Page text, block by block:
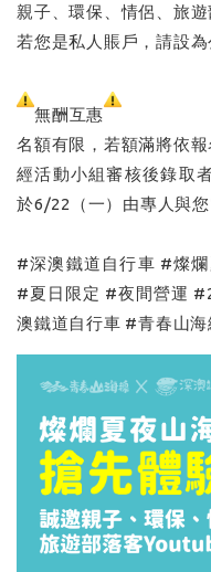
親子、環保、情侶、旅
若您是私人賬戶，請設
無酬互惠
名額有限，若額滿將依
經活動小組審核後錄取
於6/22（一）由專人與
#深澳鐵道自行車 #燦
#夏日限定 #夜間營運
澳鐵道自行車 #青春山